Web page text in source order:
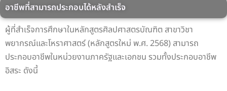
จำนวนหน่วยกิต
1. หมวดวิชาศึกษา
ทั่วไป เรียนไม่น้อย
กว่า 25 หน่วยกิต
1) กลุ่มวิชาคณิตศาสตร์และ
วิทยาศาสตร์
อาชีพที่สามารถประกอบได้หลังสำเร็จ
ผู้ที่สำเร็จการศึกษาในหลักสูตรศิลปศาสตรบัณฑิต สาขาวิชา
พยากรณ์และโหราศาสตร์ (หลักสูตรใหม่ พ.ศ. 2568) สามารถ
ประกอบอาชีพในหน่วยงานภาครัฐและเอกชน รวมทั้งประกอบอาชีพ
อิสระ ดังนี้